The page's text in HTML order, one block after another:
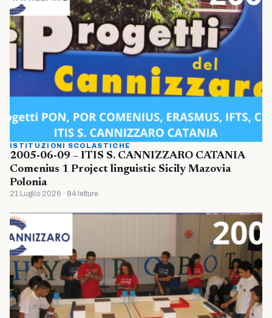
ISTITUZIONI SCOLASTICHE
2005-06-09 – ITIS S. CANNIZZARO CATANIA
Comenius 1 Project linguistic Sicily Mazovia
Polonia
21 Luglio 2026 · 84 letture